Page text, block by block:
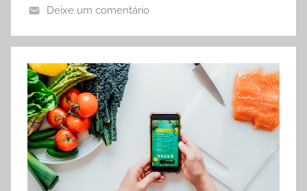
Deixe um comentário